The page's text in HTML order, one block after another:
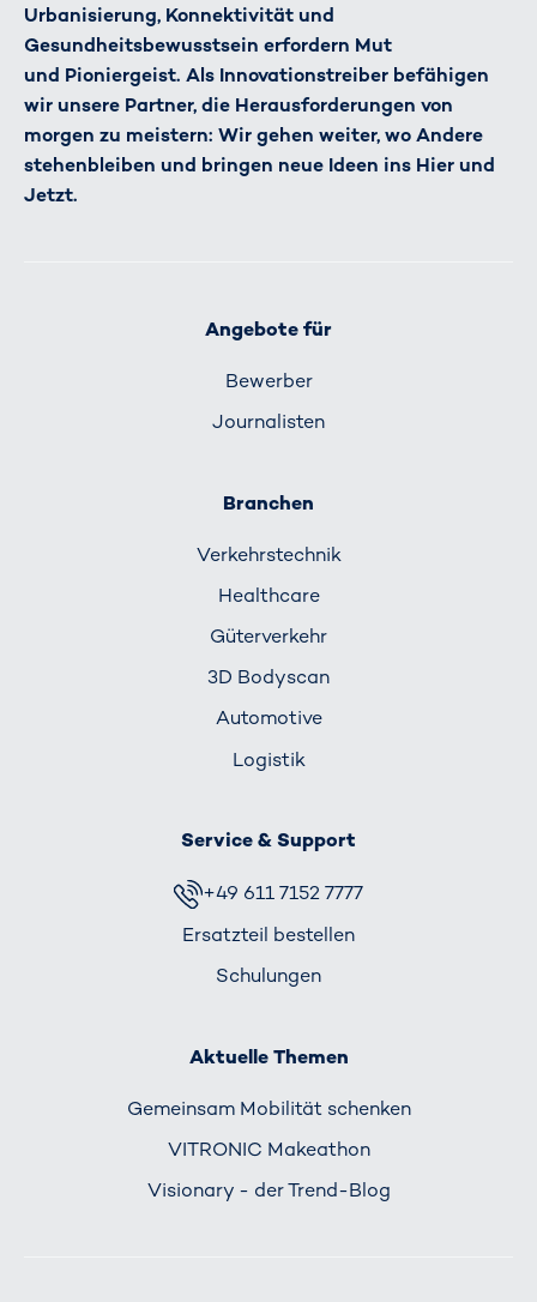
Urbanisierung, Konnektivität und
Gesundheitsbewusstsein erfordern Mut
und Pioniergeist. Als Innovationstreiber befähigen
wir unsere Partner, die Herausforderungen von
morgen zu meistern: Wir gehen weiter, wo Andere
stehenbleiben und bringen neue Ideen ins Hier und
Jetzt.
Angebote für
Bewerber
Journalisten
Branchen
Verkehrs­technik
Healthcare
Güterverkehr
3D Bodyscan
Automotive
Logistik
Service & Support
+49 611 7152 7777
Ersatzteil bestellen
Schulungen
Aktuelle Themen
Gemeinsam Mobilität schenken
VITRONIC Makeathon
Visionary - der Trend-Blog